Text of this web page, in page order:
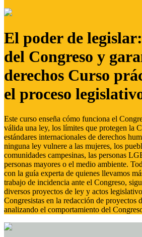
El poder de
del Congreso y
derechos Curso
el proceso
Este curso enseña cómo funciona el
válida una ley, los límites que protegen la
estándares internacionales de derechos
ninguna ley vulnere a las mujeres, los
comunidades campesinas, las personas
personas mayores o el medio ambiente.
con la guía experta de quienes llevamos
trabajo de incidencia ante el Congreso,
diversos proyectos de ley y actos
Congresistas en la redacción de proyectos
analizando el comportamiento del